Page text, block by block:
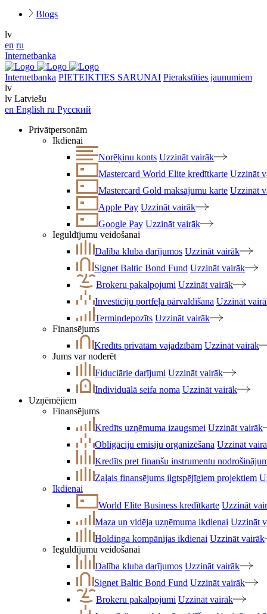
Blogs
lv
en ru
Internetbanka
Internetbanka PIETEIKTIES SARUNAI Pierakstīties jaunumiem
lv
lv Latviešu
en English ru Русский
Privātpersonām
Ikdienai
Norēķinu konts Uzzināt vairāk
Mastercard World Elite kredītkarte Uzzināt
Mastercard Gold maksājumu karte Uzzināt
Apple Pay Uzzināt vairāk
Google Pay Uzzināt vairāk
Ieguldījumu veidošanai
Dalība kluba darījumos Uzzināt vairāk
Signet Baltic Bond Fund Uzzināt vairāk
Brokeru pakalpojumi Uzzināt vairāk
Investīciju portfeļa pārvaldīšana Uzzināt
Termiņdepozīts Uzzināt vairāk
Finansējums
Kredīts privātām vajadzībām Uzzināt vairāk
Jums var noderēt
Fiduciārie darījumi Uzzināt vairāk
Individuālā seifa noma Uzzināt vairāk
Uzņēmējiem
Finansējums
Kredīts uzņēmuma izaugsmei Uzzināt vairāk
Obligāciju emisiju organizēšana Uzzināt
Kredīts pret finanšu instrumentu
Zaļais finansējums ilgtspējīgiem projektiem
Ikdienai
World Elite Business kredītkarte Uzzināt
Maza un vidēja uzņēmuma ikdienai Uzzināt
Holdinga kompānijas ikdienai Uzzināt vairāk
Ieguldījumu veidošanai
Dalība kluba darījumos Uzzināt vairāk
Signet Baltic Bond Fund Uzzināt vairāk
Brokeru pakalpojumi Uzzināt vairāk